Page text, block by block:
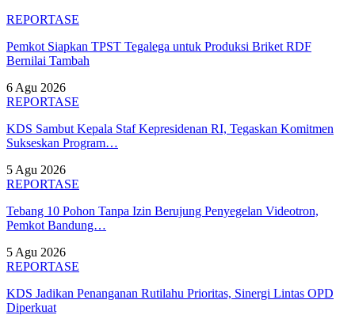
REPORTASE
Pemkot Siapkan TPST Tegalega untuk Produksi Briket RDF
Bernilai Tambah
6 Agu 2026
REPORTASE
KDS Sambut Kepala Staf Kepresidenan RI, Tegaskan Komitmen
Sukseskan Program…
5 Agu 2026
REPORTASE
Tebang 10 Pohon Tanpa Izin Berujung Penyegelan Videotron,
Pemkot Bandung…
5 Agu 2026
REPORTASE
KDS Jadikan Penanganan Rutilahu Prioritas, Sinergi Lintas OPD
Diperkuat